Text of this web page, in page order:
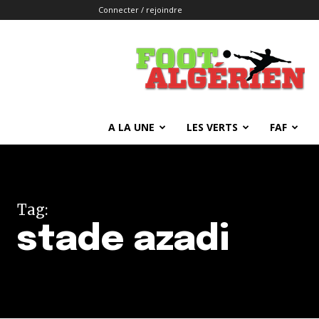
Connecter / rejoindre
FOOTALGERIEN
A LA UNE LES VERTS FAF
Tag:
stade azadi